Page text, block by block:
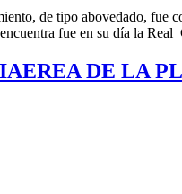
de tipo abovedado, fue
fue en su día la Real
DE LA